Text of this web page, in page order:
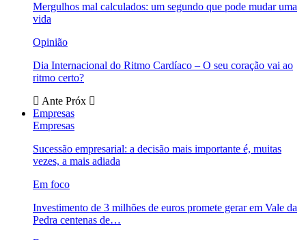
Mergulhos mal calculados: um segundo que pode mudar uma
vida
Opinião
Dia Internacional do Ritmo Cardíaco – O seu coração vai ao
ritmo certo?
Ante Próx
Empresas
Empresas
Sucessão empresarial: a decisão mais importante é, muitas
vezes, a mais adiada
Em foco
Investimento de 3 milhões de euros promete gerar em Vale da
Pedra centenas de…